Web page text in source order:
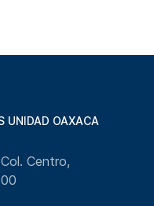
UNIDAD OAXACA
Centro,